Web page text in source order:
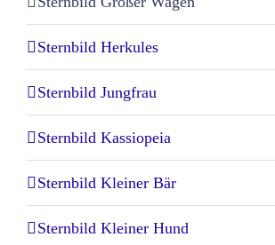
Sternbild Herkules
Sternbild Jungfrau
Sternbild Kassiopeia
Sternbild Kleiner Bär
Sternbild Kleiner Hund